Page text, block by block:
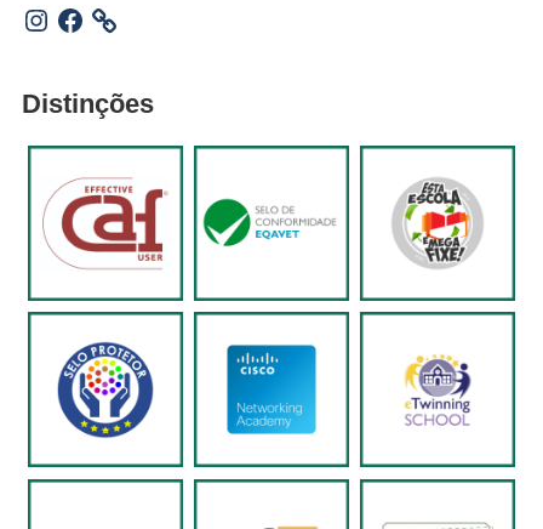
Instagram
Facebook
Distinções